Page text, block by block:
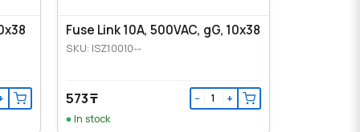
Fuse Link 10A, 500VAC, gG, 10x38
SKU: ISZ10010--
573 ₸ − +
In stock